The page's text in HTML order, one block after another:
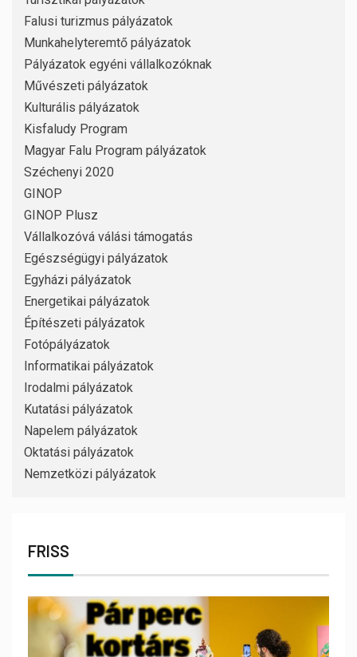
Falusi turizmus pályázatok
Munkahelyteremtő pályázatok
Pályázatok egyéni vállalkozóknak
Művészeti pályázatok
Kulturális pályázatok
Kisfaludy Program
Magyar Falu Program pályázatok
Széchenyi 2020
GINOP
GINOP Plusz
Vállalkozóvá válási támogatás
Egészségügyi pályázatok
Egyházi pályázatok
Energetikai pályázatok
Építészeti pályázatok
Fotópályázatok
Informatikai pályázatok
Irodalmi pályázatok
Kutatási pályázatok
Napelem pályázatok
Oktatási pályázatok
Nemzetközi pályázatok
FRISS